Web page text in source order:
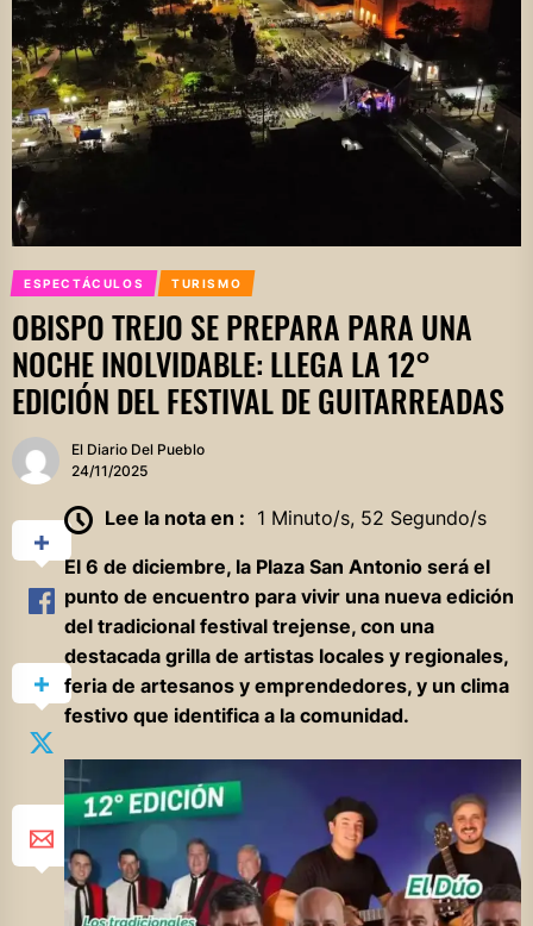
ESPECTÁCULOS TURISMO
OBISPO TREJO SE PREPARA PARA UNA
NOCHE INOLVIDABLE: LLEGA LA 12°
EDICIÓN DEL FESTIVAL DE GUITARREADAS
El Diario Del Pueblo
24/11/2025
Lee la nota en : 1 Minuto/s, 52 Segundo/s
El 6 de diciembre, la Plaza San Antonio será el
punto de encuentro para vivir una nueva edición
del tradicional festival trejense, con una
destacada grilla de artistas locales y regionales,
feria de artesanos y emprendedores, y un clima
festivo que identifica a la comunidad.